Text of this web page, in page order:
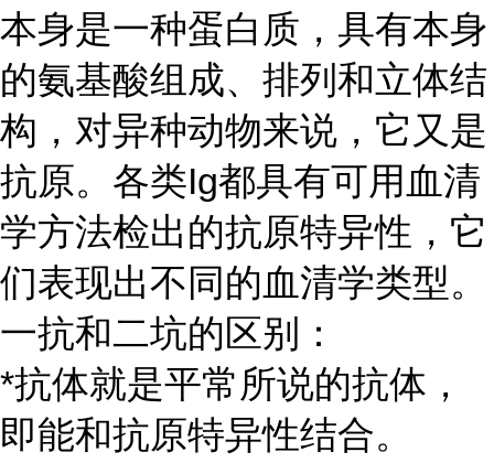
本身是一种蛋白质，具有本身
的氨基酸组成、排列和立体结
构，对异种动物来说，它又是
抗原。各类Ig都具有可用血清
学方法检出的抗原特异性，它
们表现出不同的血清学类型。
一抗和二坑的区别：
*抗体就是平常所说的抗体，
即能和抗原特异性结合。